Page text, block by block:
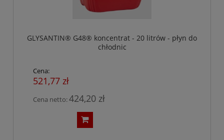
GLYSANTIN® G48® koncentrat - 20 litrów - płyn do
chłodnic
Cena:
521,77 zł
Cena netto:424,20 zł